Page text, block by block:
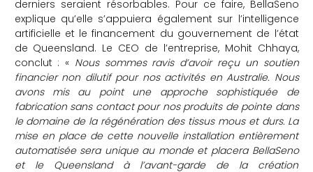
derniers seraient résorbables. Pour ce faire, BellaSeno
explique qu’elle s’appuiera également sur l’intelligence
artificielle et le financement du gouvernement de l’état
de Queensland. Le CEO de l’entreprise, Mohit Chhaya,
conclut : « Nous sommes ravis d’avoir reçu un soutien
financier non dilutif pour nos activités en Australie. Nous
avons mis au point une approche sophistiquée de
fabrication sans contact pour nos produits de pointe dans
le domaine de la régénération des tissus mous et durs. La
mise en place de cette nouvelle installation entièrement
automatisée sera unique au monde et placera BellaSeno
et le Queensland à l’avant-garde de la création